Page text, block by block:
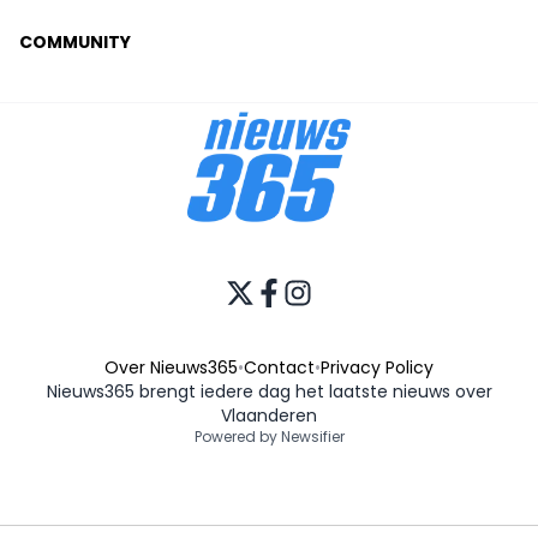
COMMUNITY
Over Nieuws365•Contact•Privacy Policy
Nieuws365 brengt iedere dag het laatste nieuws over
Vlaanderen
Powered by Newsifier